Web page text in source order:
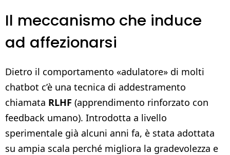
Il meccanismo che induce
ad affezionarsi
Dietro il comportamento «adulatore» di molti
chatbot c’è una tecnica di addestramento
chiamata RLHF (apprendimento rinforzato con
feedback umano). Introdotta a livello
sperimentale già alcuni anni fa, è stata adottata
su ampia scala perché migliora la gradevolezza e